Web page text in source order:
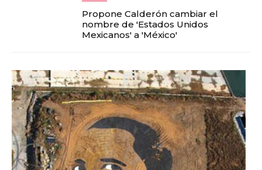
Propone Calderón cambiar el
nombre de 'Estados Unidos
Mexicanos' a 'México'